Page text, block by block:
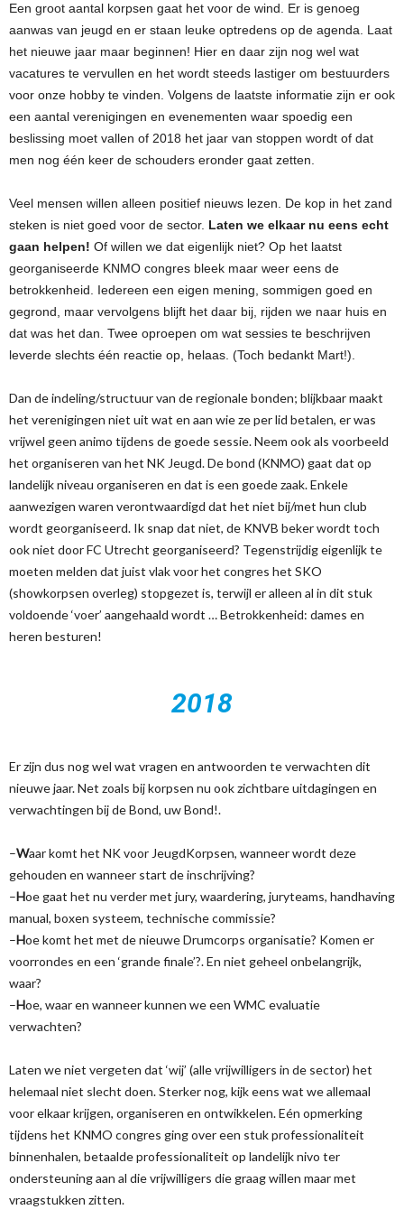
Een groot aantal korpsen gaat het voor de wind. Er is genoeg
aanwas van jeugd en er staan leuke optredens op de agenda. Laat
het nieuwe jaar maar beginnen! Hier en daar zijn nog wel wat
vacatures te vervullen en het wordt steeds lastiger om bestuurders
voor onze hobby te vinden. Volgens de laatste informatie zijn er ook
een aantal verenigingen en evenementen waar spoedig een
beslissing moet vallen of 2018 het jaar van stoppen wordt of dat
men nog één keer de schouders eronder gaat zetten.
Veel mensen willen alleen positief nieuws lezen. De kop in het zand
steken is niet goed voor de sector. Laten we elkaar nu eens echt
gaan helpen! Of willen we dat eigenlijk niet? Op het laatst
georganiseerde KNMO congres bleek maar weer eens de
betrokkenheid. Iedereen een eigen mening, sommigen goed en
gegrond, maar vervolgens blijft het daar bij, rijden we naar huis en
dat was het dan. Twee oproepen om wat sessies te beschrijven
leverde slechts één reactie op, helaas. (Toch bedankt Mart!).
Dan de indeling/structuur van de regionale bonden; blijkbaar maakt
het verenigingen niet uit wat en aan wie ze per lid betalen, er was
vrijwel geen animo tijdens de goede sessie. Neem ook als voorbeeld
het organiseren van het NK Jeugd. De bond (KNMO) gaat dat op
landelijk niveau organiseren en dat is een goede zaak. Enkele
aanwezigen waren verontwaardigd dat het niet bij/met hun club
wordt georganiseerd. Ik snap dat niet, de KNVB beker wordt toch
ook niet door FC Utrecht georganiseerd? Tegenstrijdig eigenlijk te
moeten melden dat juist vlak voor het congres het SKO
(showkorpsen overleg) stopgezet is, terwijl er alleen al in dit stuk
voldoende ‘voer’ aangehaald wordt … Betrokkenheid: dames en
heren besturen!
2018
Er zijn dus nog wel wat vragen en antwoorden te verwachten dit
nieuwe jaar. Net zoals bij korpsen nu ook zichtbare uitdagingen en
verwachtingen bij de Bond, uw Bond!.
–Waar komt het NK voor JeugdKorpsen, wanneer wordt deze
gehouden en wanneer start de inschrijving?
–Hoe gaat het nu verder met jury, waardering, juryteams, handhaving
manual, boxen systeem, technische commissie?
–Hoe komt het met de nieuwe Drumcorps organisatie? Komen er
voorrondes en een ‘grande finale’?. En niet geheel onbelangrijk,
waar?
–Hoe, waar en wanneer kunnen we een WMC evaluatie
verwachten?
Laten we niet vergeten dat ‘wij’ (alle vrijwilligers in de sector) het
helemaal niet slecht doen. Sterker nog, kijk eens wat we allemaal
voor elkaar krijgen, organiseren en ontwikkelen. Eén opmerking
tijdens het KNMO congres ging over een stuk professionaliteit
binnenhalen, betaalde professionaliteit op landelijk nivo ter
ondersteuning aan al die vrijwilligers die graag willen maar met
vraagstukken zitten.